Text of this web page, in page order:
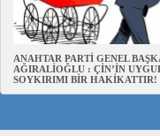
ANAHTAR PARTİ GENEL
AĞIRALİOĞLU : ÇİN’İN
SOYKIRIMI BİR HAKİKATTIR!